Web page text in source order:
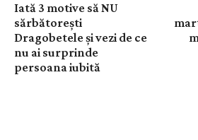
Iată 3 motive să NU
sărbătorești
Dragobetele și vezi de ce
nu ai surprinde
persoana iubită